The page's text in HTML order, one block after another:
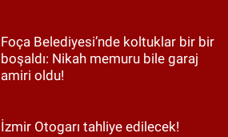
Foça Belediyesi’nde koltuklar bir bir
boşaldı: Nikah memuru bile garaj
amiri oldu!
İzmir Otogarı tahliye edilecek!